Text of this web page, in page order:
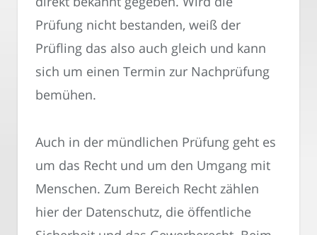
Prüfung nicht bestanden, weiß der
Prüfling das also auch gleich und kann
sich um einen Termin zur Nachprüfung
bemühen.
Auch in der mündlichen Prüfung geht es
um das Recht und um den Umgang mit
Menschen. Zum Bereich Recht zählen
hier der Datenschutz, die öffentliche